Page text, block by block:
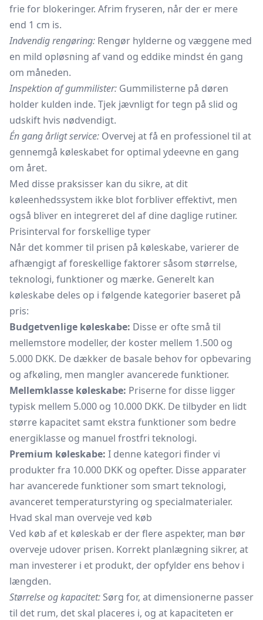
frie for blokeringer. Afrim fryseren, når der er mere
end 1 cm is.
Indvendig rengøring: Rengør hylderne og væggene med
en mild opløsning af vand og eddike mindst én gang
om måneden.
Inspektion af gummilister: Gummilisterne på døren
holder kulden inde. Tjek jævnligt for tegn på slid og
udskift hvis nødvendigt.
Én gang årligt service: Overvej at få en professionel til at
gennemgå køleskabet for optimal ydeevne en gang
om året.
Med disse praksisser kan du sikre, at dit
køleenhedssystem ikke blot forbliver effektivt, men
også bliver en integreret del af dine daglige rutiner.
Prisinterval for forskellige typer
Når det kommer til prisen på køleskabe, varierer de
afhængigt af foreskellige faktorer såsom størrelse,
teknologi, funktioner og mærke. Generelt kan
køleskabe deles op i følgende kategorier baseret på
pris:
Budgetvenlige køleskabe: Disse er ofte små til
mellemstore modeller, der koster mellem 1.500 og
5.000 DKK. De dækker de basale behov for opbevaring
og afkøling, men mangler avancerede funktioner.
Mellemklasse køleskabe: Priserne for disse ligger
typisk mellem 5.000 og 10.000 DKK. De tilbyder en lidt
større kapacitet samt ekstra funktioner som bedre
energiklasse og manuel frostfri teknologi.
Premium køleskabe: I denne kategori finder vi
produkter fra 10.000 DKK og opefter. Disse apparater
har avancerede funktioner som smart teknologi,
avanceret temperaturstyring og specialmaterialer.
Hvad skal man overveje ved køb
Ved køb af et køleskab er der flere aspekter, man bør
overveje udover prisen. Korrekt planlægning sikrer, at
man investerer i et produkt, der opfylder ens behov i
længden.
Størrelse og kapacitet: Sørg for, at dimensionerne passer
til det rum, det skal placeres i, og at kapaciteten er